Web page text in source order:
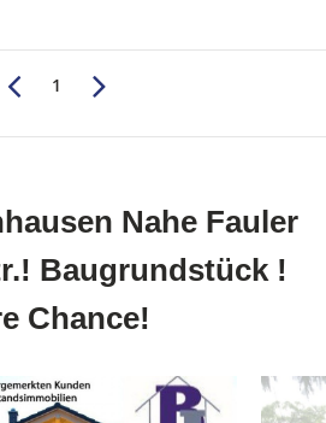
1
Nahe Fauler
Baugrundstück !
Chance!